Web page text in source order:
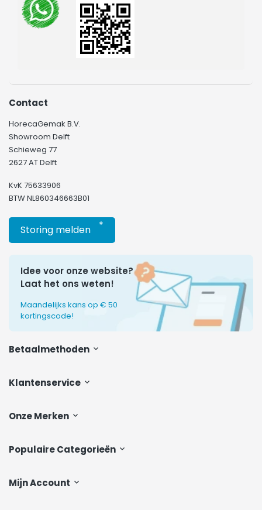
Klantenservice
Onze Merken
Populaire Categorieën
Mijn Account
Contact
HorecaGemak B.V.
Showroom Delft
Schieweg 77
2627 AT Delft
KvK 75633906
BTW NL860346663B01
Storing melden *
Idee voor onze website?
Laat het ons weten!
Maandelijks kans op € 50
kortingscode!
Betaalmethoden